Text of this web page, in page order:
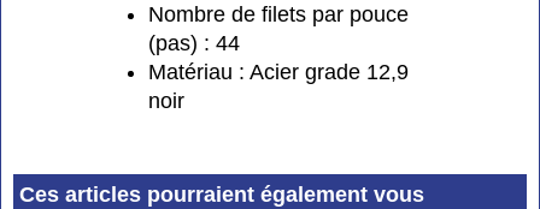
Nombre de filets par pouce
(pas) : 44
Matériau : Acier grade 12,9
noir
Ces articles pourraient également vous